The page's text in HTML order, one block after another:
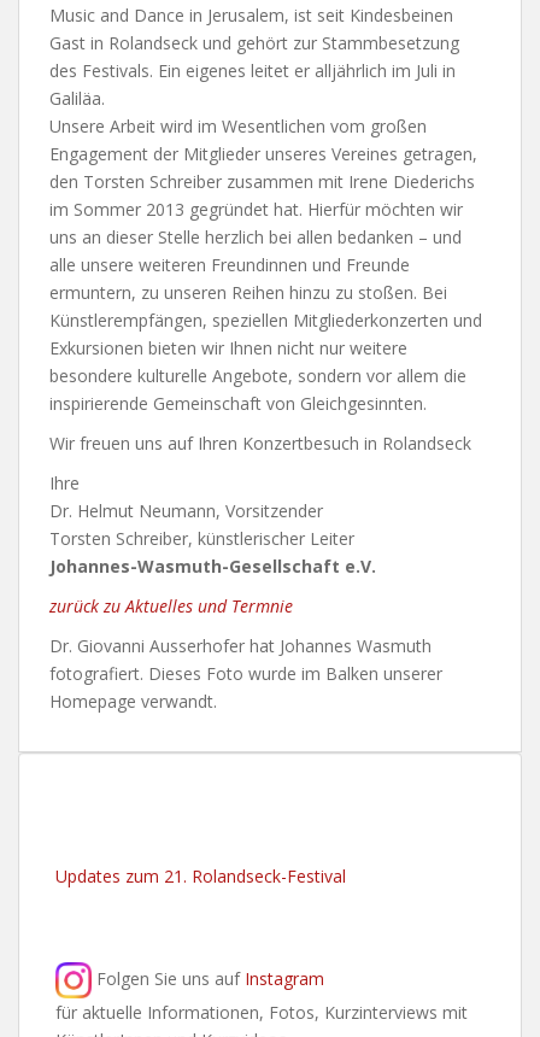
Music and Dance in Jerusalem, ist seit Kindesbeinen
Gast in Rolandseck und gehört zur Stammbesetzung
des Festivals. Ein eigenes leitet er alljährlich im Juli in
Galiläa.
Unsere Arbeit wird im Wesentlichen vom großen
Engagement der Mitglieder unseres Vereines getragen,
den Torsten Schreiber zusammen mit Irene Diederichs
im Sommer 2013 gegründet hat. Hierfür möchten wir
uns an dieser Stelle herzlich bei allen bedanken – und
alle unsere weiteren Freundinnen und Freunde
ermuntern, zu unseren Reihen hinzu zu stoßen. Bei
Künstlerempfängen, speziellen Mitgliederkonzerten und
Exkursionen bieten wir Ihnen nicht nur weitere
besondere kulturelle Angebote, sondern vor allem die
inspirierende Gemeinschaft von Gleichgesinnten.
Wir freuen uns auf Ihren Konzertbesuch in Rolandseck
Ihre
Dr. Helmut Neumann, Vorsitzender
Torsten Schreiber, künstlerischer Leiter
Johannes-Wasmuth-Gesellschaft e.V.
zurück zu Aktuelles und Termnie
Dr. Giovanni Ausserhofer hat Johannes Wasmuth
fotografiert. Dieses Foto wurde im Balken unserer
Homepage verwandt.
Updates zum 21. Rolandseck-Festival
Folgen Sie uns auf Instagram
für aktuelle Informationen, Fotos, Kurzinterviews mit